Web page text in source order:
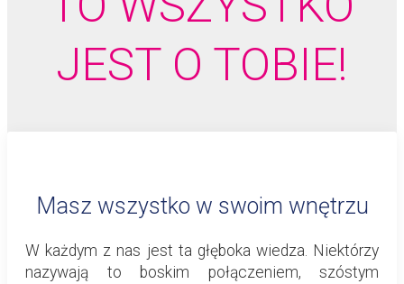
JEST O TOBIE!
Masz wszystko w swoim wnętrzu
W każdym z nas jest ta głęboka wiedza. Niektórzy
nazywają to boskim połączeniem, szóstym